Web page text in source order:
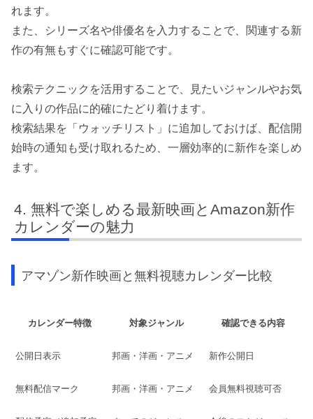
れます。
また、シリーズ名や俳優名を入力することで、関連する新
作の有無もすぐに確認可能です。
検索テクニックを活用することで、見たいジャンルやお気
に入りの作品に的確にたどり着けます。
検索結果を「ウォッチリスト」に追加しておけば、配信開
始時の通知も受け取れるため、一層効率的に新作を楽しめ
ます。
無料で楽しめる最新映画とAmazon新作
カレンダーの魅力
アマゾン新作映画と無料視聴カレンダー比較
カレンダー特徴 対象ジャンル 確認できる内容
公開日表示 邦画・洋画・アニメ 新作公開日
無料配信マーク 邦画・洋画・アニメ 会員無料視聴可否